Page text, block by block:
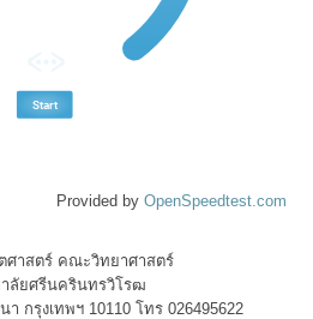
Provided by OpenSpeedtest.com
าสตร์ คณะวิทยาศาสตร์
ลัยศรีนครินทรวิโรฒ
กรุงเทพฯ 10110 โทร 026495622